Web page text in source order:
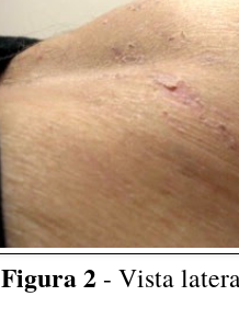
Figura 2 - Vista